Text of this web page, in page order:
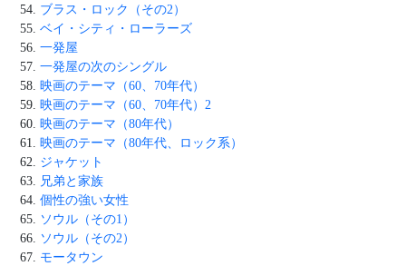
ブラス・ロック（その2）
ベイ・シティ・ローラーズ
一発屋
一発屋の次のシングル
映画のテーマ（60、70年代）
映画のテーマ（60、70年代）2
映画のテーマ（80年代）
映画のテーマ（80年代、ロック系）
ジャケット
兄弟と家族
個性の強い女性
ソウル（その1）
ソウル（その2）
モータウン